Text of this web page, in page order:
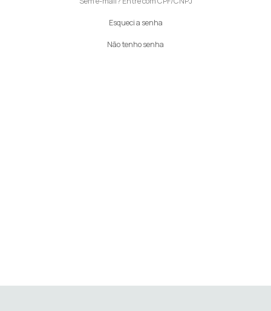
Esqueci a senha
Não tenho senha